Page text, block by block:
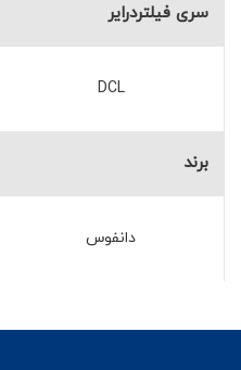
سری فیلتردرایر
DCL
برند
دانفوس